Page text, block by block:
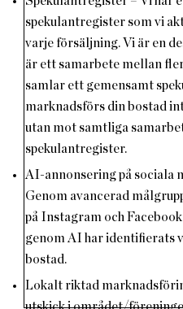
spekulantregister som vi
varje försäljning. Vi är en
är ett samarbete mellan
samlar ett gemensamt
marknadsförs din bostad
utan mot samtliga
spekulantregister.
AI-annonsering på sociala
Genom avancerad
på Instagram och
genom AI har identifierats
bostad.
Lokalt riktad